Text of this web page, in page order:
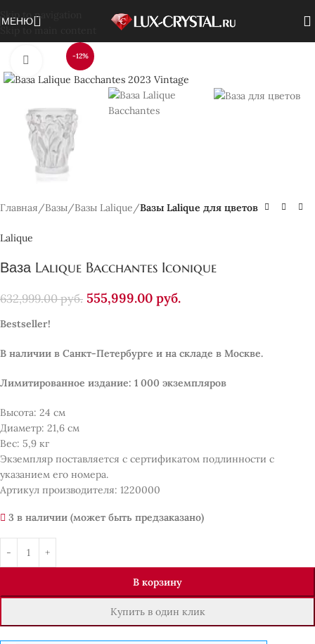
Skip to navigation
Skip to main content
МЕНЮ
-12%
Нажмите, чтобы увеличить
Главная Вазы Вазы Lalique Вазы Lalique для цветов
Lalique
Ваза Lalique Bacchantes Iconique
632,999.00руб. 555,999.00 руб.
Bestseller!
В наличии в Санкт-Петербурге и на складе в Москве.
Лимитированное издание: 1 000 экземпляров
Высота: 24 см
Диаметр: 21,6 см
Вес: 5,9 кг
Экземпляр поставляется с сертификатом подлинности с
указанием его номера.
Артикул производителя: 1220000
3 в наличии (может быть предзаказано)
В корзину
Купить в один клик